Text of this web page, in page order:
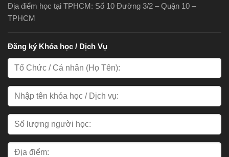
Địa điểm học tại TPHCM: Số 10 Đường 3/2 – Quận 10 –
TPHCM
Đăng ký Khóa học / Dịch Vụ